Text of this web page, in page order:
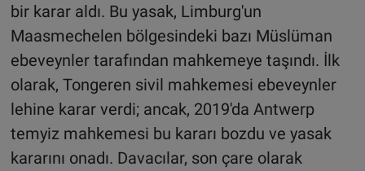
bir karar aldı. Bu yasak, Limburg'un
Maasmechelen bölgesindeki bazı Müslüman
ebeveynler tarafından mahkemeye taşındı. İlk
olarak, Tongeren sivil mahkemesi ebeveynler
lehine karar verdi; ancak, 2019'da Antwerp
temyiz mahkemesi bu kararı bozdu ve yasak
kararını onadı. Davacılar, son çare olarak